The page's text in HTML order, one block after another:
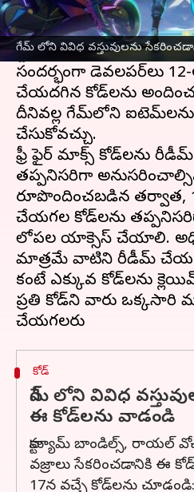
గేమ్ లోని వివిధ వస్తువులను
Garena సెప్టెంబర్ 2021లో
మాక్స్ ని విడుదల చేసింది.
స్టోర్‌లో 100 మిలియన్
సందర్భంగా డెవలపర్‌లు
చేయదగిన కోడ్‌లను
దీనివల్ల గేమ్‌లోని
చేసుకోవచ్చు.
ఫ్రీ ఫైర్ మాక్స్ కోడ్‌లను
తప్పనిసరిగా
రూపొందించబడిన తర్వాత,
చేయగల కోడ్‌లను
లోపల యాక్సెస్ చేయాలి.
మాత్రమే వాటిని రీడీమ్
కంటే ఎక్కువ కోడ్‌లను
ప్రతి కోడ్‌ని వారు
కోడ్‌
గేమ్ లోని వివిధ
ఈ కోడ్‌లను వాడండి
కాస్ట్యూమ్ బాండిల్స్, రాయల్
వజ్రాలు సేకరించడానికి ఈ
17న వచ్చే కోడ్‌లను చూడండి: